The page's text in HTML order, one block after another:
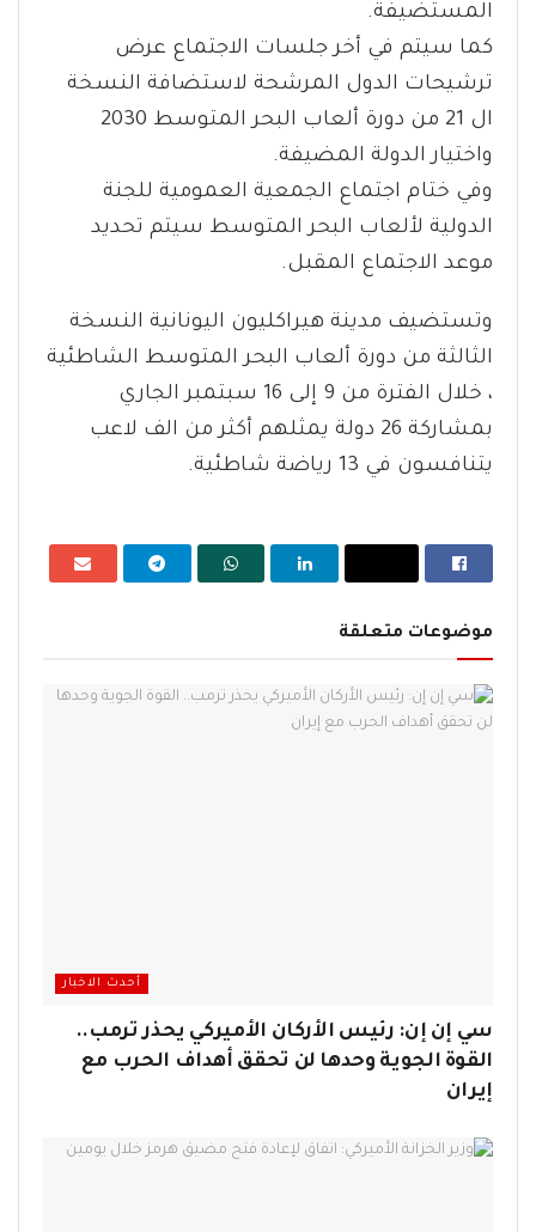
المستضيفة.
كما سيتم في أخر جلسات الاجتماع عرض
ترشيحات الدول المرشحة لاستضافة النسخة
ال 21 من دورة ألعاب البحر المتوسط 2030
واختيار الدولة المضيفة.
وفي ختام اجتماع الجمعية العمومية للجنة
الدولية لألعاب البحر المتوسط سيتم تحديد
موعد الاجتماع المقبل.
وتستضيف مدينة هيراكليون اليونانية النسخة
الثالثة من دورة ألعاب البحر المتوسط الشاطئية
، خلال الفترة من 9 إلى 16 سبتمبر الجاري
بمشاركة 26 دولة يمثلهم أكثر من الف لاعب
يتنافسون في 13 رياضة شاطئية.
موضوعات متعلقة
أحدث الاخبار
سي إن إن: رئيس الأركان الأميركي يحذر ترمب..
القوة الجوية وحدها لن تحقق أهداف الحرب مع
إيران